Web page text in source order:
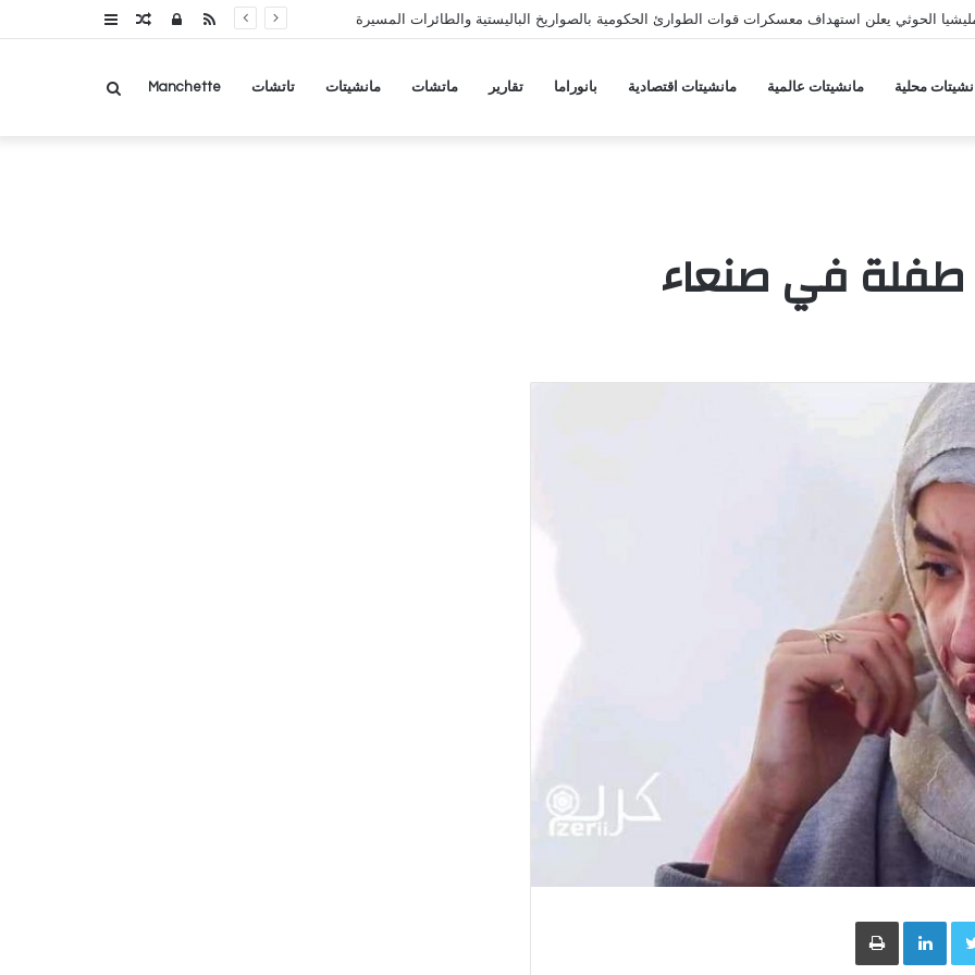
الحوثي يعلن استهداف معسكرات قوات الطوارئ الحكومية بالصواريخ الباليستية والطائرات المسيرة عمودمقالتسجيلRSS
محلية مانشيتات عالمية مانشيتات اقتصادية بانوراما تقارير ماتشات مانشيتات تاتشات Manchette بحث
في صنعاء
Twitter
LinkedInطباعة